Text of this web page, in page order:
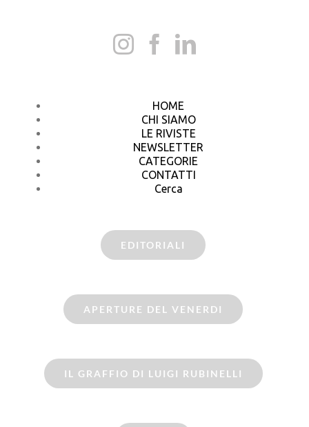
HOME
CHI SIAMO
LE RIVISTE
NEWSLETTER
CATEGORIE
CONTATTI
Cerca
EDITORIALI
APERTURE DEL VENERDI
IL GRAFFIO DI LUIGI RUBINELLI